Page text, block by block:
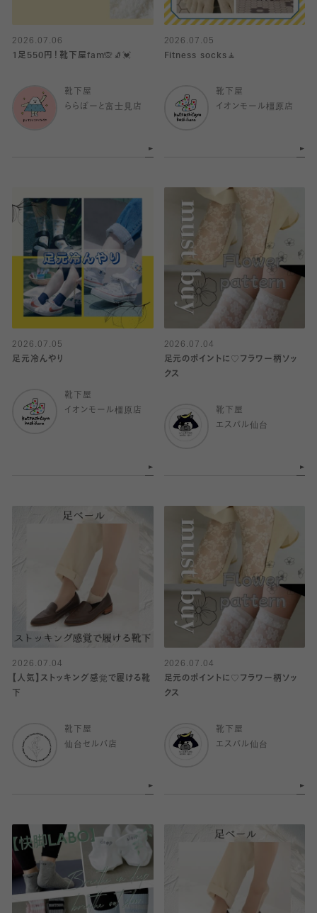
2026.07.06
1足550円！靴下屋fam🙊🧦💓
靴下屋
ららぽーと富士見店
2026.07.05
Fitness socks🧘
靴下屋
イオンモール橿原店
2026.07.05
足元冷んやり
靴下屋
イオンモール橿原店
2026.07.04
足元のポイントに♡フラワー柄ソッ
クス
靴下屋
エスパル仙台
2026.07.04
【人気】ストッキング感覚で履ける靴
下
靴下屋
仙台セルバ店
2026.07.04
足元のポイントに♡フラワー柄ソッ
クス
靴下屋
エスパル仙台